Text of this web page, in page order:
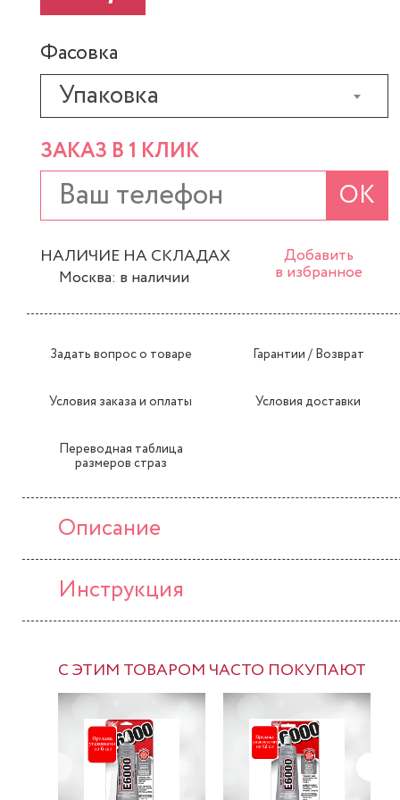
Фасовка
Упаковка
ЗАКАЗ В 1 КЛИК
ОК
НАЛИЧИЕ НА СКЛАДАХ
Москва: в наличии
Добавить
в избранное
Задать вопрос о товаре Гарантии / Возврат
Условия заказа и оплаты Условия доставки
Переводная таблица
размеров страз
Описание
Инструкция
С ЭТИМ ТОВАРОМ ЧАСТО ПОКУПАЮТ